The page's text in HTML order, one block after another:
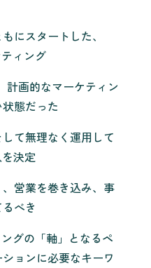
にスタートした、
ィング
計画的なマーケティン
態だった
て無理なく運用して
決定
営業を巻き込み、事
べき
グの「軸」となるペ
ョンに必要なキーワ